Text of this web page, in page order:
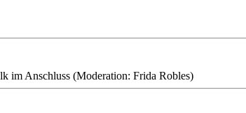
im Anschluss (Moderation: Frida Robles)